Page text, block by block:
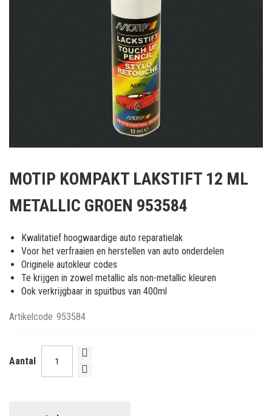
het
van
afbeeldingen-
gallerij
MOTIP KOMPAKT LAKSTIFT 12 ML
METALLIC GROEN 953584
Kwalitatief hoogwaardige auto reparatielak
Voor het verfraaien en herstellen van auto onderdelen
Originele autokleur codes
Te krijgen in zowel metallic als non-metallic kleuren
Ook verkrijgbaar in spuitbus van 400ml
Artikelcode 953584
Aantal